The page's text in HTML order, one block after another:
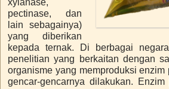
pectinase, dan
lain sebagainya)
yang diberikan
kepada ternak. Di berbagai
penelitian yang berkaitan dengan
organisme yang memproduksi enzim
gencar-gencarnya dilakukan. Enzim